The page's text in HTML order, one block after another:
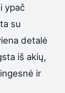
ypač
su
detalė
iš akių,
ir